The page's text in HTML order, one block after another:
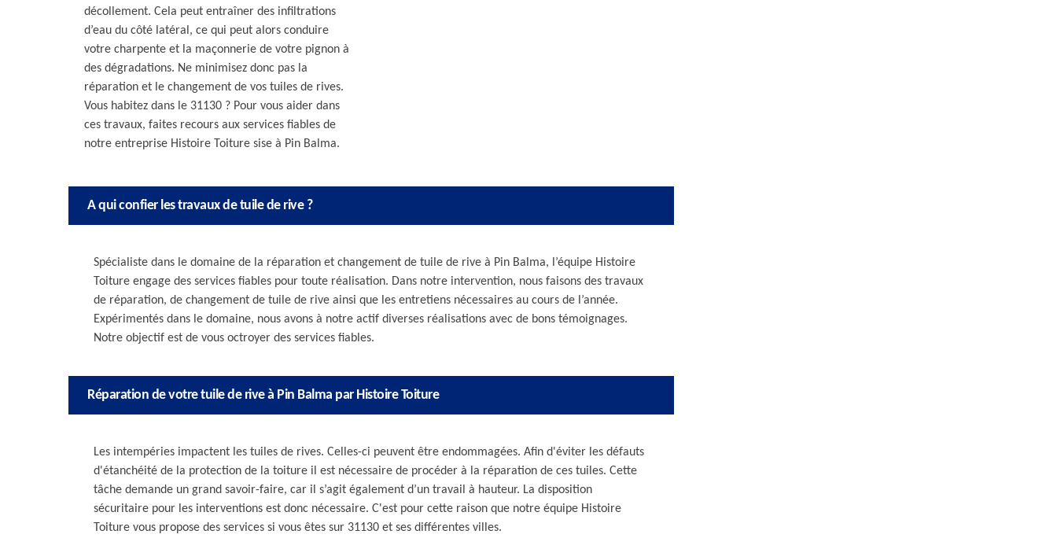
décollement. Cela peut entraîner des infiltrations
d’eau du côté latéral, ce qui peut alors conduire
votre charpente et la maçonnerie de votre pignon à
des dégradations. Ne minimisez donc pas la
réparation et le changement de vos tuiles de rives.
Vous habitez dans le 31130 ? Pour vous aider dans
ces travaux, faites recours aux services fiables de
notre entreprise Histoire Toiture sise à Pin Balma.
A qui confier les travaux de tuile de rive ?
Spécialiste dans le domaine de la réparation et changement de tuile de rive à Pin Balma, l’équipe Histoire
Toiture engage des services fiables pour toute réalisation. Dans notre intervention, nous faisons des travaux
de réparation, de changement de tuile de rive ainsi que les entretiens nécessaires au cours de l’année.
Expérimentés dans le domaine, nous avons à notre actif diverses réalisations avec de bons témoignages.
Notre objectif est de vous octroyer des services fiables.
Réparation de votre tuile de rive à Pin Balma par Histoire Toiture
Les intempéries impactent les tuiles de rives. Celles-ci peuvent être endommagées. Afin d'éviter les défauts
d'étanchéité de la protection de la toiture il est nécessaire de procéder à la réparation de ces tuiles. Cette
tâche demande un grand savoir-faire, car il s’agit également d’un travail à hauteur. La disposition
sécuritaire pour les interventions est donc nécessaire. C'est pour cette raison que notre équipe Histoire
Toiture vous propose des services si vous êtes sur 31130 et ses différentes villes.